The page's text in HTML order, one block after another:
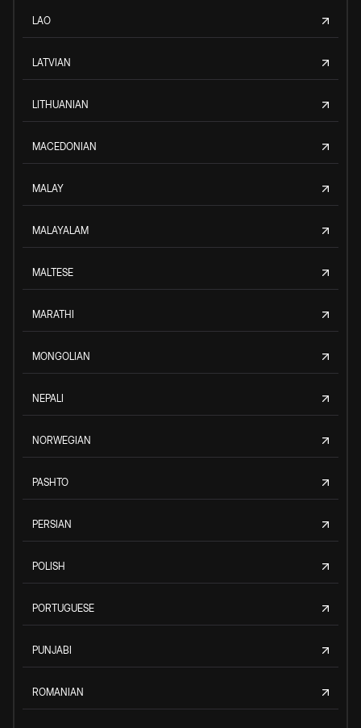
LAO
LATVIAN
LITHUANIAN
MACEDONIAN
MALAY
MALAYALAM
MALTESE
MARATHI
MONGOLIAN
NEPALI
NORWEGIAN
PASHTO
PERSIAN
POLISH
PORTUGUESE
PUNJABI
ROMANIAN